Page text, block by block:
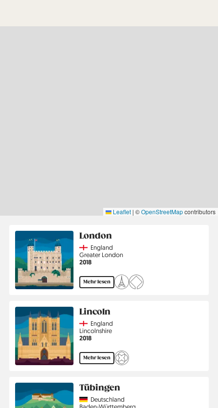
Leaflet | ©OpenStreetMapcontributors
London
CountryEngland
Region
Greater London
Jahr
2018
Mehr lesen
Lincoln
CountryEngland
Region
Lincolnshire
Jahr
2018
Mehr lesen
Tübingen
CountryDeutschland
Region